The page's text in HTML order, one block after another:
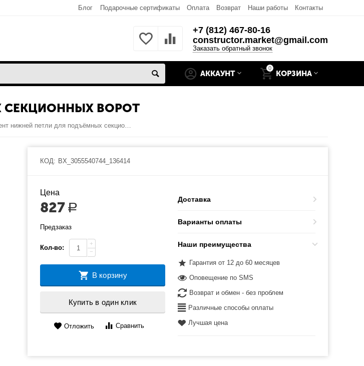
Блог Подарочные сертификаты Оплата Возврат Наши работы Контакты
+7 (812) 467-80-16
constructor.market@gmail.com
Заказать обратный звонок
0
КОРЗИНА
АККАУНТ
СЕКЦИОННЫХ ВОРОТ
Элемент нижней петли для подъёмных секционных ворот
КОД: BX_3055540744_136414
Цена
827 Р
Предзаказ
Кол-во:
+
−
В корзину
Купить в один клик
Отложить Сравнить
Доставка
Варианты оплаты
Наши преимущества
Гарантия от 12 до 60 месяцев
Оповещение по SMS
Возврат и обмен - без проблем
Различные способы оплаты
Лучшая цена